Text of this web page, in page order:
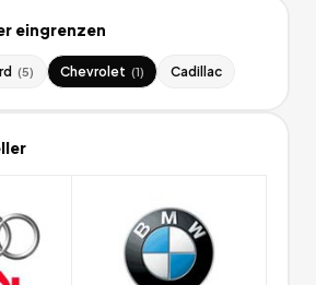
eingrenzen
(5) Chevrolet (1) Cadillac